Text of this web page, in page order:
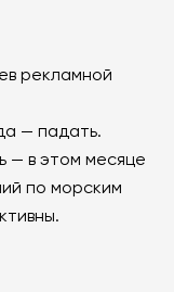
рекламной
— падать.
— в этом месяце
по морским